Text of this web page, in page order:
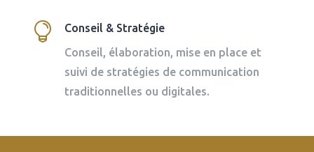

Conseil & Stratégie
Conseil, élaboration, mise en place et
suivi de stratégies de communication
traditionnelles ou digitales.